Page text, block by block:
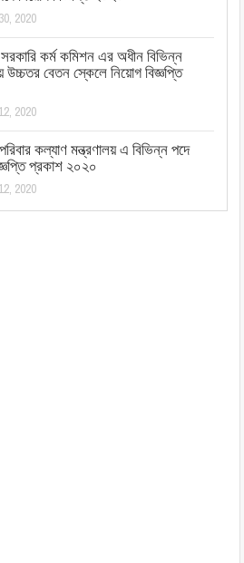
2020
সরকারি কর্ম কমিশন এর অধীন বিভিন্ন
উচ্চতর বেতন স্কেলে নিয়োগ বিজ্ঞপ্তি
2020
কল্যাণ মন্ত্রণালয় এ বিভিন্ন পদে
প্রকাশ ২০২০
2020